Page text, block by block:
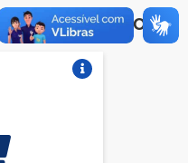
do Governo